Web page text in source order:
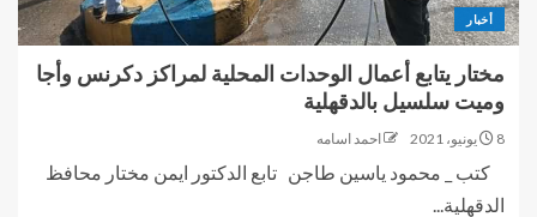
أخبار
مختار يتابع أعمال الوحدات المحلية لمراكز دكرنس وأجا
وميت سلسيل بالدقهلية
8 يونيو، 2021 احمد اسامه
كتب _ محمود ياسين طاجن تابع الدكتور ايمن مختار محافظ
الدقهلية...